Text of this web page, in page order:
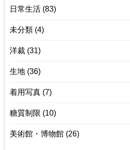
日常生活 (83)
未分類 (4)
洋裁 (31)
生地 (36)
着用写真 (7)
糖質制限 (10)
美術館・博物館 (26)